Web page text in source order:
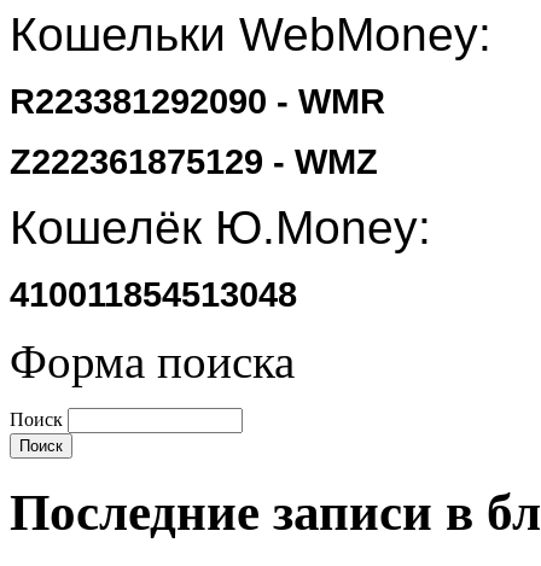
Кошельки WebMoney:
R223381292090 - WMR
Z222361875129 - WMZ
Кошелёк Ю.Money:
410011854513048
Форма поиска
Поиск
Последние записи в